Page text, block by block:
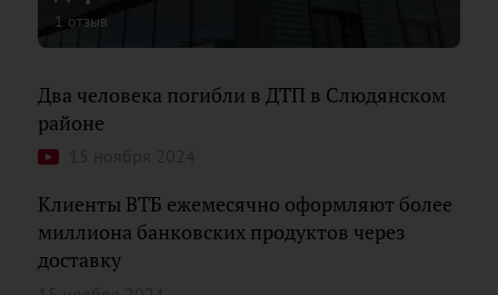
1 отзыв
Два человека погибли в ДТП в Слюдянском
районе
Клиенты ВТБ ежемесячно оформляют более
миллиона банковских продуктов через
доставку